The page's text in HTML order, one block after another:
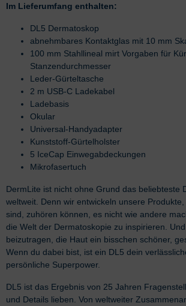
Im Lieferumfang enthalten:
DL5 Dermatoskop
abnehmbares Kontaktglas mit 10 mm
100 mm Stahllineal mirt Vorgaben für
Stanzendurchmesser
Leder-Gürteltasche
2 m USB-C Ladekabel
Ladebasis
Okular
Universal-Handyadapter
Kunststoff-Gürtelholster
5 IceCap Einwegabdeckungen
Mikrofasertuch
DermLite ist nicht ohne Grund das beliebteste
weltweit. Denn wir entwickeln unsere
sind, zuhören können, es nicht wie andere
die Welt der Dermatoskopie zu inspirieren.
beizutragen, die Haut ein bisschen schöner,
Wenn du dabei bist, ist ein DL5 dein
persönliche Superpower.
DL5 ist das Ergebnis von 25 Jahren
und Details lieben. Von weltweiter